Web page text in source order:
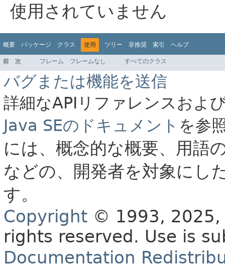
使用されていません
概要 パッケージ クラス 使用 ツリー 非推奨 索引 ヘルプ
前 次 フレーム フレームなし すべてのクラス
バグまたは機能を送信
詳細なAPIリファレンスおよ
Java SEのドキュメント を参
には、概念的な概要、用語
などの、開発者を対象にし
す。
Copyright © 1993,
rights reserved. Use is
Documentation